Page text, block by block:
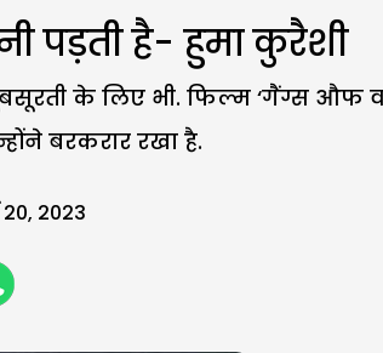
पड़ती है- हुमा कुरैशी
के लिए भी. फिल्म ‘गैंग्स औफ
बरकरार रखा है.
2023